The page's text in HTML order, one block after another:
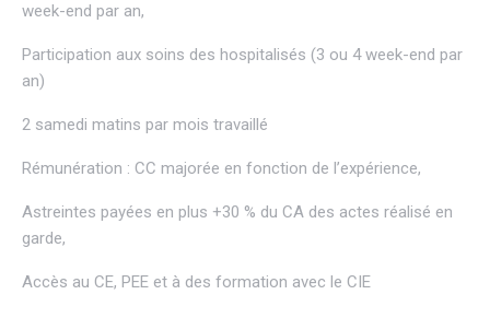
week-end par an,
Participation aux soins des hospitalisés (3 ou 4 week-end par
an)
2 samedi matins par mois travaillé
Rémunération : CC majorée en fonction de l’expérience,
Astreintes payées en plus +30 % du CA des actes réalisé en
garde,
Accès au CE, PEE et à des formation avec le CIE